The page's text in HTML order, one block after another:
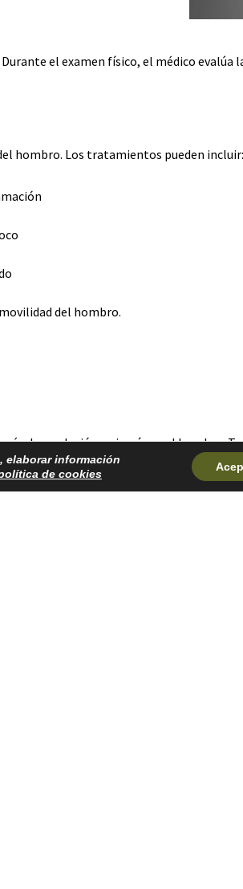
el examen físico, el médico evalúa
hombro. Los tratamientos pueden incluir:
del hombro.
de una lesión o cirugía en el hombro.
elaborar información
de cookies